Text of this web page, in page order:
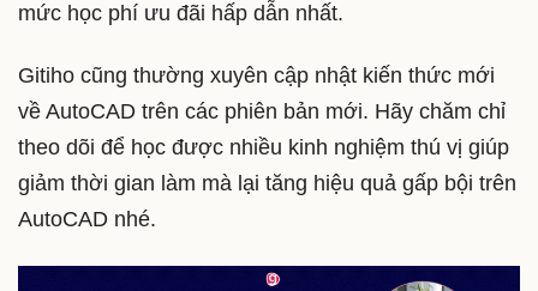
mức học phí ưu đãi hấp dẫn nhất.
Gitiho cũng thường xuyên cập nhật kiến thức mới
về AutoCAD trên các phiên bản mới. Hãy chăm chỉ
theo dõi để học được nhiều kinh nghiệm thú vị giúp
giảm thời gian làm mà lại tăng hiệu quả gấp bội trên
AutoCAD nhé.